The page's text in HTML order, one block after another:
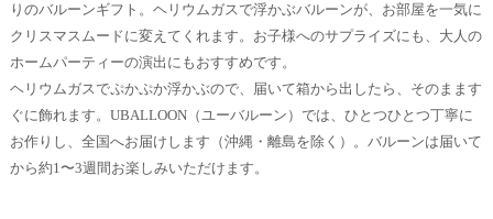
りのバルーンギフト。ヘリウムガスで浮かぶバルーンが、お部屋を一気に
クリスマスムードに変えてくれます。お子様へのサプライズにも、大人の
ホームパーティーの演出にもおすすめです。
ヘリウムガスでぷかぷか浮かぶので、届いて箱から出したら、そのまます
ぐに飾れます。UBALLOON（ユーバルーン）では、ひとつひとつ丁寧に
お作りし、全国へお届けします（沖縄・離島を除く）。バルーンは届いて
から約1〜3週間お楽しみいただけます。